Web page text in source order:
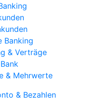
Banking
& Verträge
& Mehrwerte
& Bezahlen